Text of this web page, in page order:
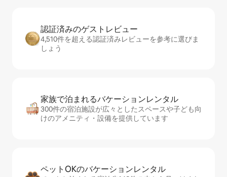
認証済みのゲ⁠ス⁠ト⁠レ⁠ビ⁠ュ⁠ー
4,510件を超える認証済みレビューを参考に選びま
しょう
家族で泊まれるバ⁠ケ⁠ー⁠シ⁠ョ⁠ンレ⁠ン⁠タ⁠ル
300件の宿泊施設が広々としたスペースや子ども向
けのアメニティ・設備を提供しています
ペットOKのバ⁠ケ⁠ー⁠シ⁠ョ⁠ンレ⁠ン⁠タ⁠ル